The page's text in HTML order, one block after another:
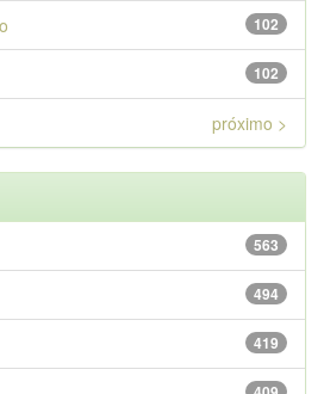
102
102
próximo >
563
494
419